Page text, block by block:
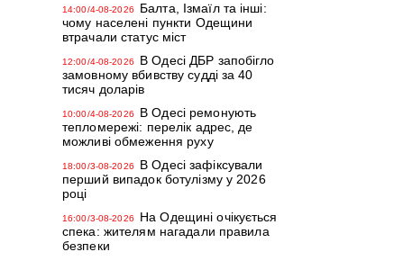
14:00/4-08-2026
Балта, Ізмаїл та інші:
чому населені пункти Одещини
втрачали статус міст
12:00/4-08-2026
В Одесі ДБР запобігло
замовному вбивству судді за 40
тисяч доларів
10:00/4-08-2026
В Одесі ремонують
тепломережі: перелік адрес, де
можливі обмеження руху
18:00/3-08-2026
В Одесі зафіксували
перший випадок ботулізму у 2026
році
16:00/3-08-2026
На Одещині очікується
спека: жителям нагадали правила
безпеки